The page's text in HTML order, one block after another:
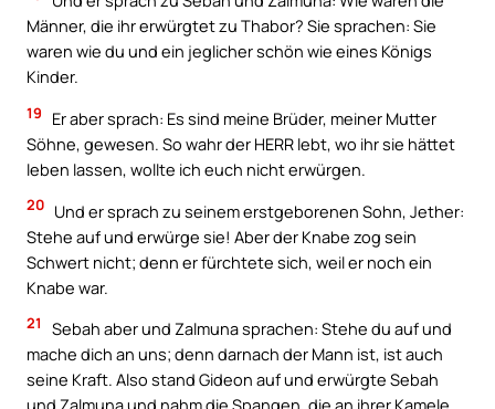
Männer, die ihr erwürgtet zu Thabor? Sie sprachen: Sie
waren wie du und ein jeglicher schön wie eines Königs
Kinder.
19
Er aber sprach: Es sind meine Brüder, meiner Mutter
Söhne, gewesen. So wahr der HERR lebt, wo ihr sie hättet
leben lassen, wollte ich euch nicht erwürgen.
20 Und er sprach zu seinem erstgeborenen Sohn, Jether:
Stehe auf und erwürge sie! Aber der Knabe zog sein
Schwert nicht; denn er fürchtete sich, weil er noch ein
Knabe war.
21
Sebah aber und Zalmuna sprachen: Stehe du auf und
mache dich an uns; denn darnach der Mann ist, ist auch
seine Kraft. Also stand Gideon auf und erwürgte Sebah